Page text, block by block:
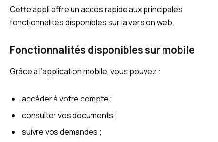
Cette appli offre un accès rapide aux principales
fonctionnalités disponibles sur la version web.
Fonctionnalités disponibles sur mobile
Grâce à l’application mobile, vous pouvez :
accéder à votre compte ;
consulter vos documents ;
suivre vos demandes ;